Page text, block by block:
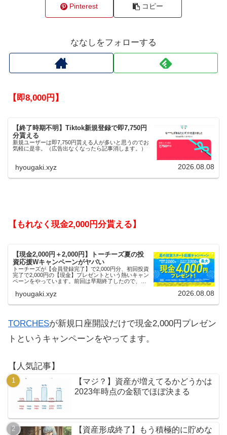
Pinterest コピー
ななしをフォローする
【即8,000円】
【終了時期不明】Tiktok新規登録で即7,750円
分貰える
新規ユーザーは即7,750円貰える人が多いと思うのでお
気軽に是非。（広告出なくなったら記事消します。）
hyougaki.xyz 2026.08.08
【もれなく現金2,000円分貰える】
【現金2,000円＋2,000円】トーチーズ夏の投
資応援Wキャンペーンがヤバい
トーチーズが【会員登録完了】で2,000円分、初回投資
完了で2,000円の【現金】プレゼントという熱いキャン
ペーンをやっています。前回は早期終了したので、使
hyougaki.xyz 2026.08.08
TORCHESが新規口座開設だけで現金2,000円プレゼン
トというキャンペーンをやってます。
【人気記事】
【マジ？】資産が増えてるかどうかは
2023年時点の金額でほぼ決まる
【資産形成終了】もう積極的に貯めな